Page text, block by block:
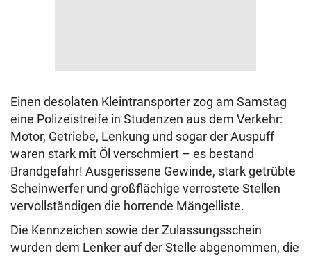
Einen desolaten Kleintransporter zog am Samstag
eine Polizeistreife in Studenzen aus dem Verkehr:
Motor, Getriebe, Lenkung und sogar der Auspuff
waren stark mit Öl verschmiert – es bestand
Brandgefahr! Ausgerissene Gewinde, stark getrübte
Scheinwerfer und großflächige verrostete Stellen
vervollständigen die horrende Mängelliste.
Die Kennzeichen sowie der Zulassungsschein
wurden dem Lenker auf der Stelle abgenommen, die